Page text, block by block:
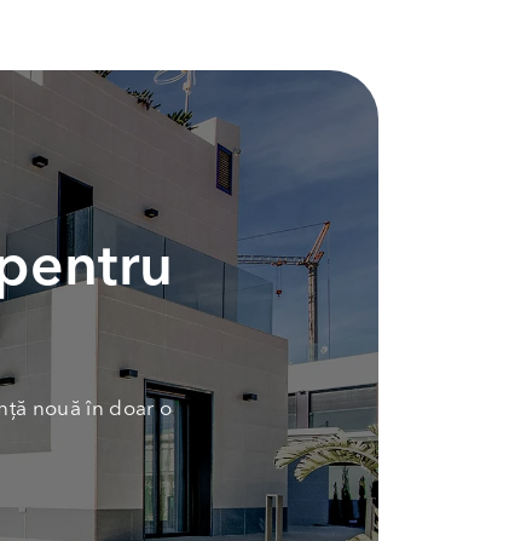
nouă în doar o